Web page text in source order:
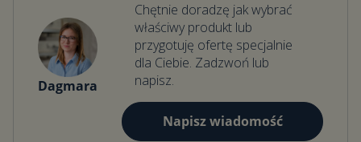
Dagmara
Chętnie doradzę jak wybrać
właściwy produkt lub
przygotuję ofertę specjalnie
dla Ciebie. Zadzwoń lub
napisz.
Napisz wiadomość